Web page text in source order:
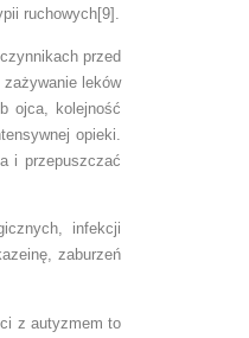
ruchowych[9].
przed
zażywanie leków
ojca, kolejność
opieki.
i przepuszczać
infekcji
zaburzeń
z autyzmem to